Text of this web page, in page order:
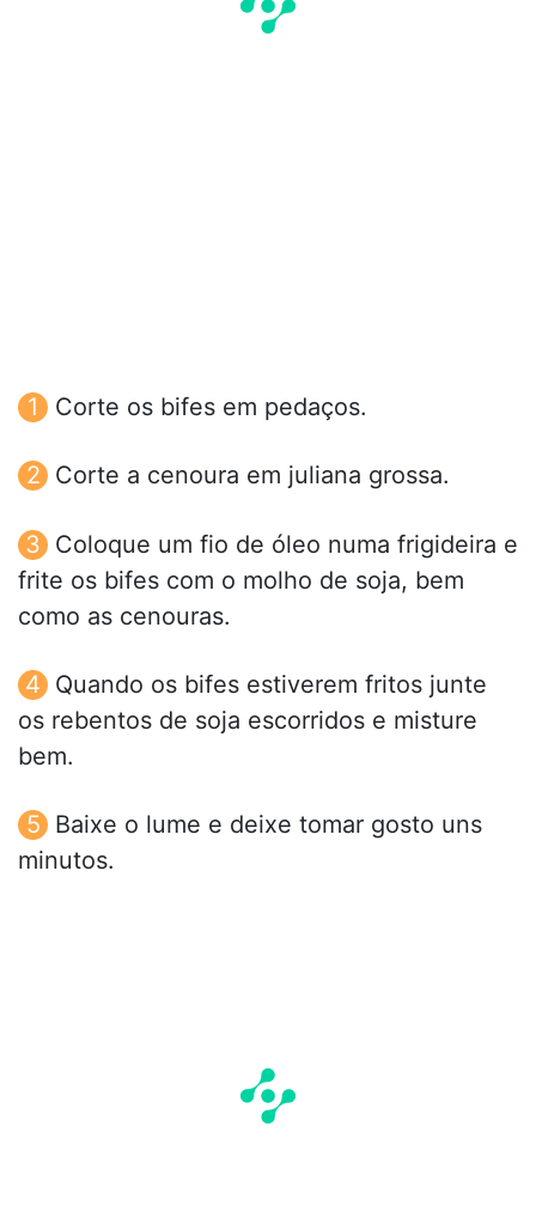
Corte os bifes em pedaços.
Corte a cenoura em juliana grossa.
Coloque um fio de óleo numa frigideira e
frite os bifes com o molho de soja, bem
como as cenouras.
Quando os bifes estiverem fritos junte
os rebentos de soja escorridos e misture
bem.
Baixe o lume e deixe tomar gosto uns
minutos.